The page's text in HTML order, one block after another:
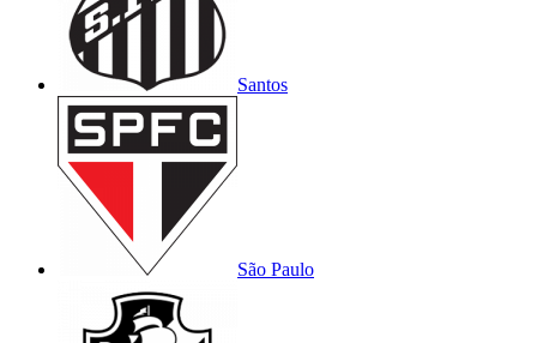
Santos
São Paulo